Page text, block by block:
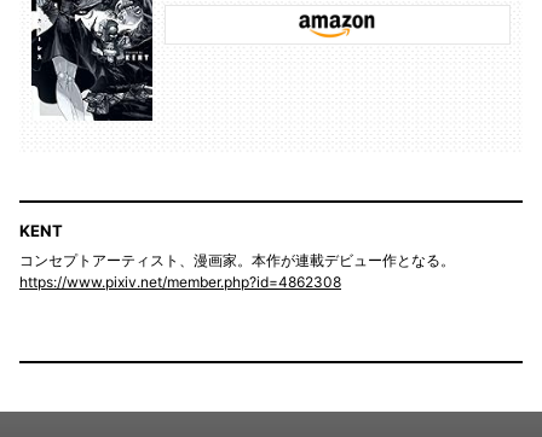
KENT
コンセプトアーティスト、漫画家。本作が連載デビュー作となる。
https://www.pixiv.net/member.php?id=4862308